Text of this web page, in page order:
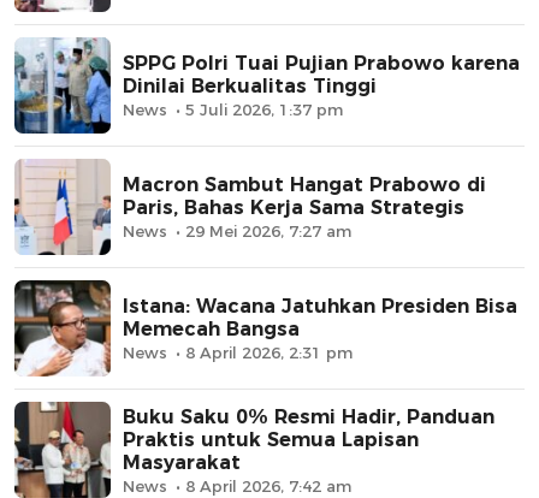
SPPG Polri Tuai Pujian Prabowo karena
Dinilai Berkualitas Tinggi
News 5 Juli 2026, 1:37 pm
Macron Sambut Hangat Prabowo di
Paris, Bahas Kerja Sama Strategis
News 29 Mei 2026, 7:27 am
Istana: Wacana Jatuhkan Presiden Bisa
Memecah Bangsa
News 8 April 2026, 2:31 pm
Buku Saku 0% Resmi Hadir, Panduan
Praktis untuk Semua Lapisan
Masyarakat
News 8 April 2026, 7:42 am